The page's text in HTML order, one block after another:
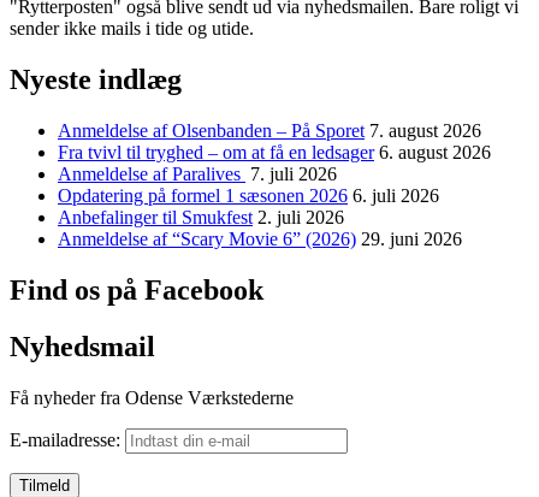
"Rytterposten" også blive sendt ud via nyhedsmailen. Bare roligt vi
sender ikke mails i tide og utide.
Nyeste indlæg
Anmeldelse af Olsenbanden – På Sporet 7. august 2026
Fra tvivl til tryghed – om at få en ledsager 6. august 2026
Anmeldelse af Paralives 7. juli 2026
Opdatering på formel 1 sæsonen 2026 6. juli 2026
Anbefalinger til Smukfest 2. juli 2026
Anmeldelse af “Scary Movie 6” (2026) 29. juni 2026
Find os på Facebook
Nyhedsmail
Få nyheder fra Odense Værkstederne
E-mailadresse: